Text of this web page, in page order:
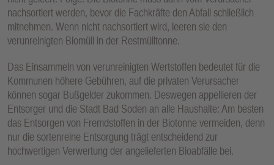
nachsortiert werden, bevor die Fachkräfte den Abfall schließlich
mitnehmen. Wenn nicht nachsortiert wird, leeren sie den
verunreinigten Biomüll in der Restmülltonne.
Das Einsammeln von verunreinigten Wertstoffen bedeutet für die
Kommunen höhere Gebühren, auf die privaten Verursacher
können sogar Bußgelder zukommen. Deswegen appellieren der
Entsorger und die Stadt Bad Soden an alle Haushalte: Am besten
das Entsorgen von Fremdstoffen in der Biotonne vermeiden, denn
nur die sortenreine Entsorgung trägt entscheidend zur
hochwertigen Verwertung der angelieferten Bioabfälle bei.